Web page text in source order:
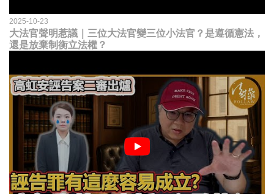
2025-10-23
大法官聲明惹議｜三位大法官變三位小法官？是遵循憲法，
還是放棄制衡立法權？